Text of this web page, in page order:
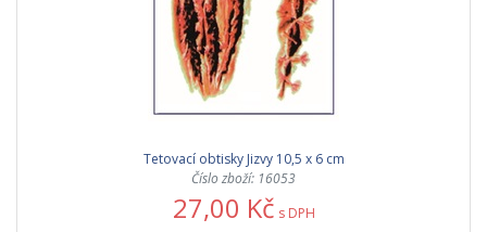
Tetovací obtisky Jizvy 10,5 x 6 cm
Číslo zboží: 16053
27,00 Kč s DPH